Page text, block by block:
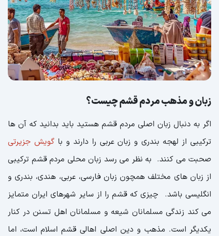
زبان و مذهب مردم قشم چیست؟
اگر به دنبال زبان اصلی مردم قشم هستید باید بدانید که آن ها
ترکیبی از لهجه بندری و زبان عربی را دارند و باگویش جزیرتی
صحبت می کنند. به نظر می رسد زبان محلی مردم قشم ترکیبی
از زبان های مختلف همچون زبان فارسی، عربی، هندی، بندری و
انگلیسی باشد. چیزی که قشم را از سایر شهرهای ایران متمایز
می کند زندگی مسلمانان شیعه و مسلمانان اهل تسنن در کنار
یکدیگر است. مذهب و دین اصلی اهالی قشم اسلام است، اما